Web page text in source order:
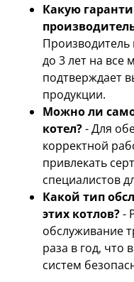
Какую
Производитель
до 3 лет на все
подтверждает
продукции.
Можно ли
котел?- Для
корректной
привлекать
специалистов
Какой тип
этих котлов?-
обслуживание
раза в год, что
систем